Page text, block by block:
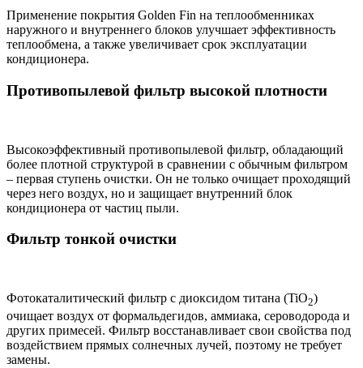
Применение покрытия Golden Fin на теплообменниках
наружного и внутреннего блоков улучшает эффективность
теплообмена, а также увеличивает срок эксплуатации
кондиционера.
Противопылевой фильтр высокой плотности
Высокоэффективный противопылевой фильтр, обладающий
более плотной структурой в сравнении с обычным фильтром
– первая ступень очистки. Он не только очищает проходящий
через него воздух, но и защищает внутренний блок
кондиционера от частиц пыли.
Фильтр тонкой очистки
Фотокаталитический фильтр с диоксидом титана (TiO2)
очищает воздух от формальдегидов, аммиака, сероводорода и
других примесей. Фильтр восстанавливает свои свойства под
воздействием прямых солнечных лучей, поэтому не требует
замены.